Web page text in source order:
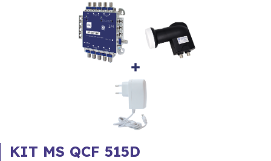
KIT MS QCF 515D